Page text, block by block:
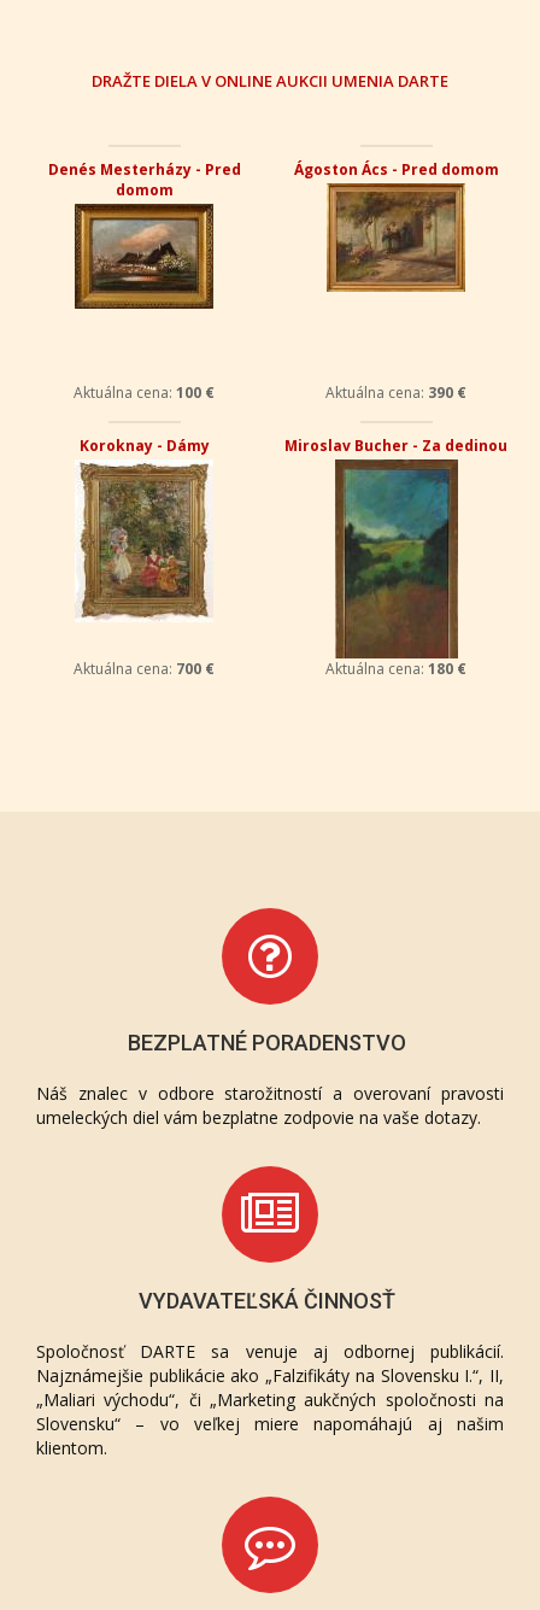
DRAŽTE DIELA V ONLINE AUKCII UMENIA DARTE
Denés Mesterházy - Pred
domom
Aktuálna cena: 100 €
Ágoston Ács - Pred domom
Aktuálna cena: 390 €
Koroknay - Dámy
Aktuálna cena: 700 €
Miroslav Bucher - Za dedinou
Aktuálna cena: 180 €
BEZPLATNÉ PORADENSTVO
Náš znalec v odbore starožitností a overovaní pravosti
umeleckých diel vám bezplatne zodpovie na vaše dotazy.
VYDAVATEĽSKÁ ČINNOSŤ
Spoločnosť DARTE sa venuje aj odbornej publikácií.
Najznámejšie publikácie ako „Falzifikáty na Slovensku I.“, II,
„Maliari východu“, či „Marketing aukčných spoločnosti na
Slovensku“ – vo veľkej miere napomáhajú aj našim
klientom.